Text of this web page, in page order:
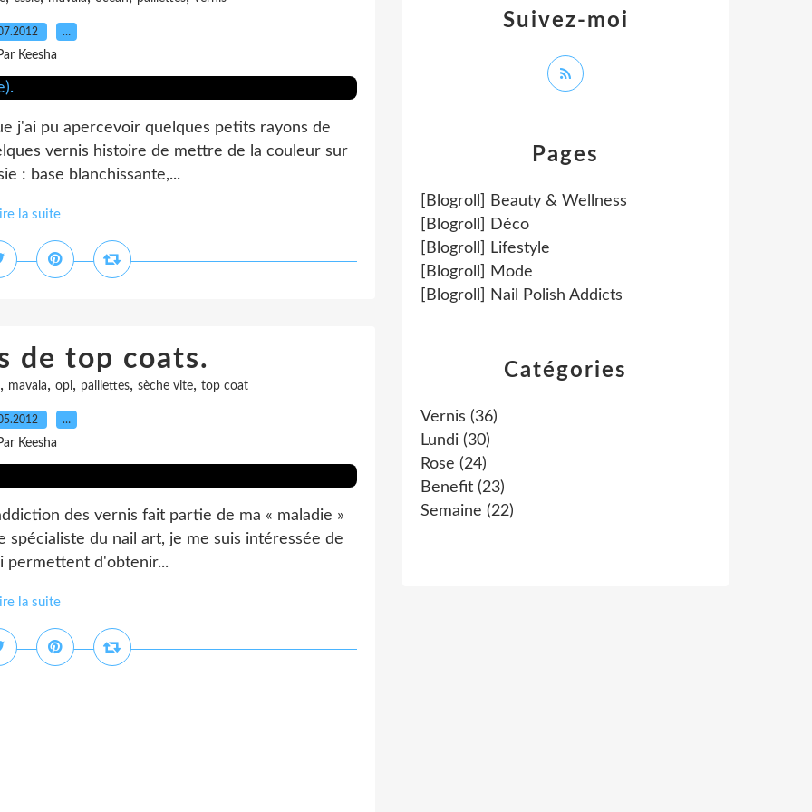
…
Keesha
j'ai pu apercevoir quelques petits rayons de
vernis histoire de mettre de la couleur sur
: base blanchissante,...
la suite
de top coats.
, mavala, opi, paillettes, sèche vite, top coat
…
Keesha
des vernis fait partie de ma « maladie »
du nail art, je me suis intéressée de
permettent d'obtenir...
la suite
Catégories
Vernis (36)
Lundi (30)
Rose (24)
Benefit (23)
Semaine (22)
Pages
[Blogroll] Beauty & Wellness
[Blogroll] Déco
[Blogroll] Lifestyle
[Blogroll] Mode
[Blogroll] Nail Polish Addicts
Suivez-moi